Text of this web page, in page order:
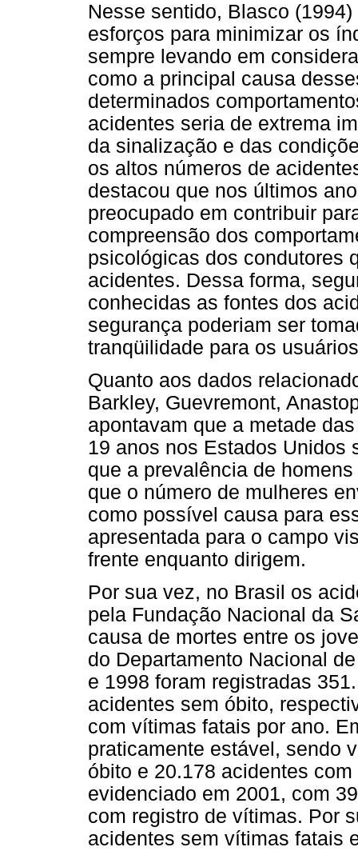
Nesse sentido, Blasco
esforços para minimizar os
sempre levando em
como a principal causa
determinados
acidentes seria de extrema
da sinalização e das
os altos números de
destacou que nos últimos
preocupado em contribuir
compreensão dos
psicológicas dos condutores
acidentes. Dessa forma,
conhecidas as fontes dos
segurança poderiam ser
tranqüilidade para os
Quanto aos dados
Barkley, Guevremont,
apontavam que a metade
19 anos nos Estados Unidos
que a prevalência de
que o número de mulheres
como possível causa para
apresentada para o campo
frente enquanto dirigem.
Por sua vez, no Brasil os
pela Fundação Nacional da
causa de mortes entre os
do Departamento Nacional
e 1998 foram registradas
acidentes sem óbito,
com vítimas fatais por ano.
praticamente estável, sendo
óbito e 20.178 acidentes
evidenciado em 2001, com
com registro de vítimas. Por
acidentes sem vítimas fatais